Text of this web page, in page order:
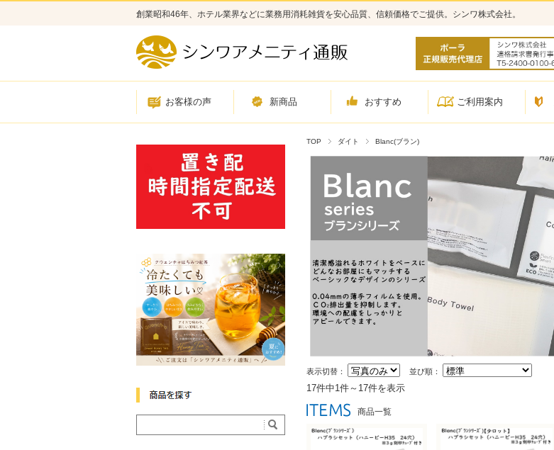
創業昭和46年、ホテル業界などに業務用消耗雑貨を安心品質、信頼価格でご提供。シンワ株式会社。
お客様の声 新商品 おすすめ ご利用案内
TOP ダイト Blanc(ブラン)
表示切替： 並び順：
17件中1件～17件を表示
商品一覧